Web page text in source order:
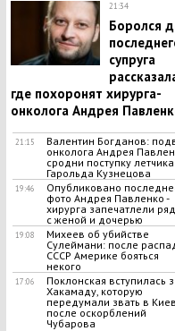
21:34
​Боролся
супруга
где похоронят хирурга-
онколога Андрея
21:15
Валентин Богданов:
онколога Андрея
сродни поступку летчика
Гарольда Кузнецова
19:46
Опубликовано
фото Андрея Павленко -
хирурга запечатлели
с женой и дочерью
19:08
Михеев об убийстве
Сулеймани: после
СССР Америке бояться
некого
17:06
Поклонская вступилась
Хакамаду, которую
передумали звать в Киев
после оскорблений
Чубарова